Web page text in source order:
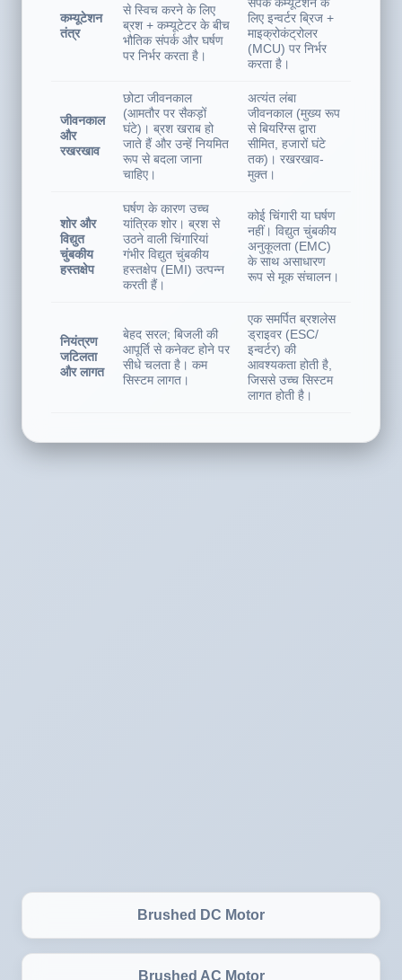
कम्यूटेशन
करंट को स्वचालित रूप
से स्विच करने के लिए
ब्रश + कम्यूटेटर के बीच
भौतिक संपर्क और घर्षण
इलेक्ट्रॉनिक, गैर-
संपर्क कम्यूटेशन के
लिए इन्वर्टर ब्रिज +
माइक्रोकंट्रोलर
(MCU) पर निर्भर
जीवनकाल
और
छोटा जीवनकाल
(आमतौर पर सैकड़ों
घंटे)। ब्रश खराब हो
जाते हैं और उन्हें नियमित
रूप से बदला जाना
अत्यंत लंबा
जीवनकाल (मुख्य रूप
से बियरिंग्स द्वारा
सीमित, हजारों घंटे
तक)। रखरखाव-
शोर और
विद्युत
चुंबकीय
घर्षण के कारण उच्च
यांत्रिक शोर। ब्रश से
उठने वाली चिंगारियां
गंभीर विद्युत चुंबकीय
हस्तक्षेप (EMI) उत्पन्न
कोई चिंगारी या घर्षण
नहीं। विद्युत चुंबकीय
अनुकूलता (EMC)
के साथ असाधारण
नियंत्रण
जटिलता
बेहद सरल; बिजली की
आपूर्ति से कनेक्ट होने पर
सीधे चलता है। कम
एक समर्पित ब्रशलेस
ड्राइवर (ESC/
इन्वर्टर) की
आवश्यकता होती है,
जिससे उच्च सिस्टम
Brushed DC Motor